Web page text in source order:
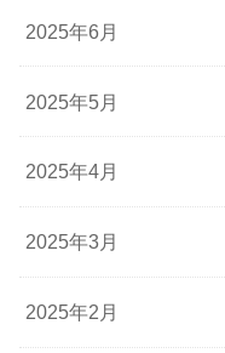
2025年6月
2025年5月
2025年4月
2025年3月
2025年2月